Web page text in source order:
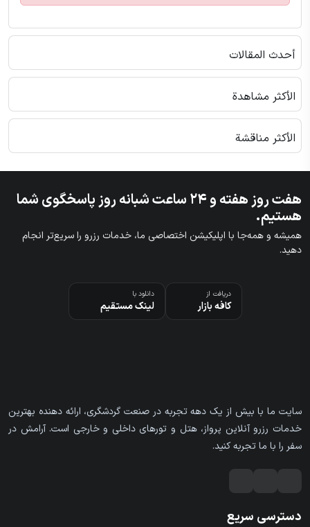
أحدث المقالات
الأكثر مشاهدة
الأكثر مناقشة
هفت روز هفته و ۲۴ ساعت شبانه روز پاسخگوی شما
هستیم.
همیشه و همه‌جا با اپلیکیشن اختصاصی ما، خدمات رزرو را سریع‌تر انجام
دهید.
دریافت از
کافه بازار
دانلود با
لینک مستقیم
سایت ما با بیش از یک دهه تجربه در صنعت گردشگری، ارائه دهنده بهترین
خدمات رزرو آنلاین پرواز، هتل و تورهای داخلی و خارجی است. آرامش در
سفر را با ما تجربه کنید.
دسترسی سریع